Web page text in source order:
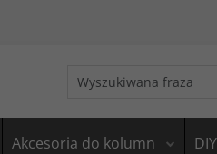
Akcesoria do kolumn